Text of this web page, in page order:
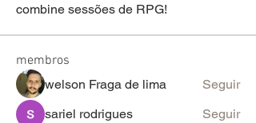
combine sessões de RPG!
membros
welson Fraga de lima
Seguir
sariel rodrigues
Seguir